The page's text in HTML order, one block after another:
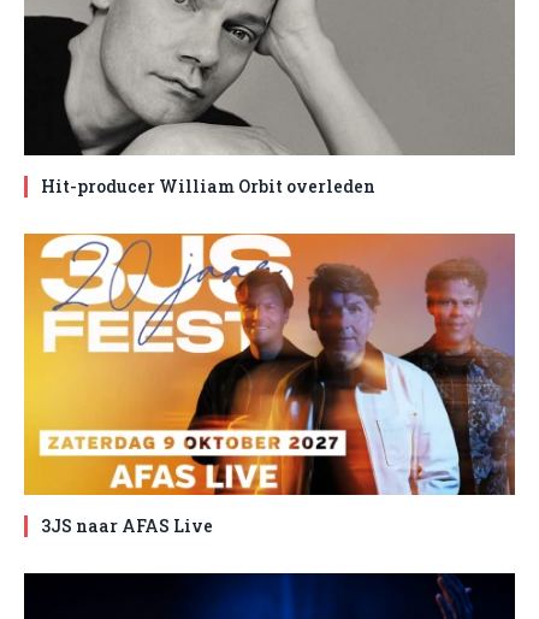
Hit-producer William Orbit overleden
3JS naar AFAS Live